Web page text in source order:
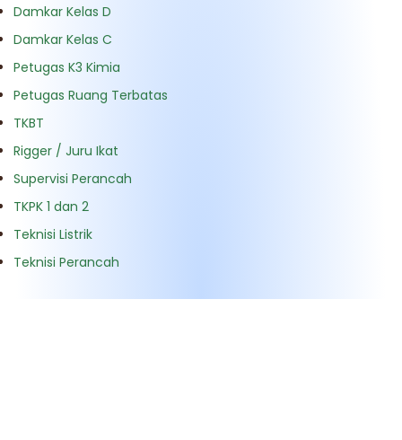
Damkar Kelas D
Damkar Kelas C
Petugas K3 Kimia
Petugas Ruang Terbatas
TKBT
Rigger / Juru Ikat
Supervisi Perancah
TKPK 1 dan 2
Teknisi Listrik
Teknisi Perancah